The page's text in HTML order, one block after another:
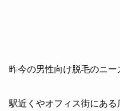
昨今の男性向け脱毛のニ
駅近くやオフィス街にある